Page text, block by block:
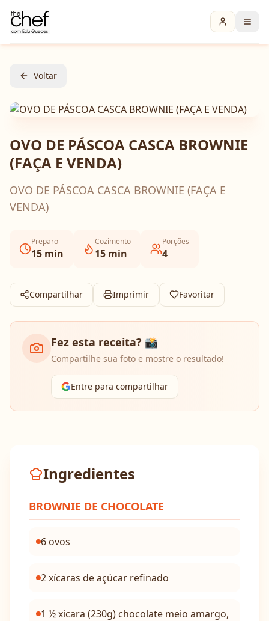
Voltar
OVO DE PÁSCOA CASCA BROWNIE
(FAÇA E VENDA)
OVO DE PÁSCOA CASCA BROWNIE (FAÇA E
VENDA)
Preparo
15 min
Cozimento
15 min
Porções
4
Compartilhar Imprimir Favoritar
Fez esta receita? 📸
Compartilhe sua foto e mostre o resultado!
Entre para compartilhar
Ingredientes
BROWNIE DE CHOCOLATE
6 ovos
2 xícaras de açúcar refinado
1 ½ xicara (230g) chocolate meio amargo,